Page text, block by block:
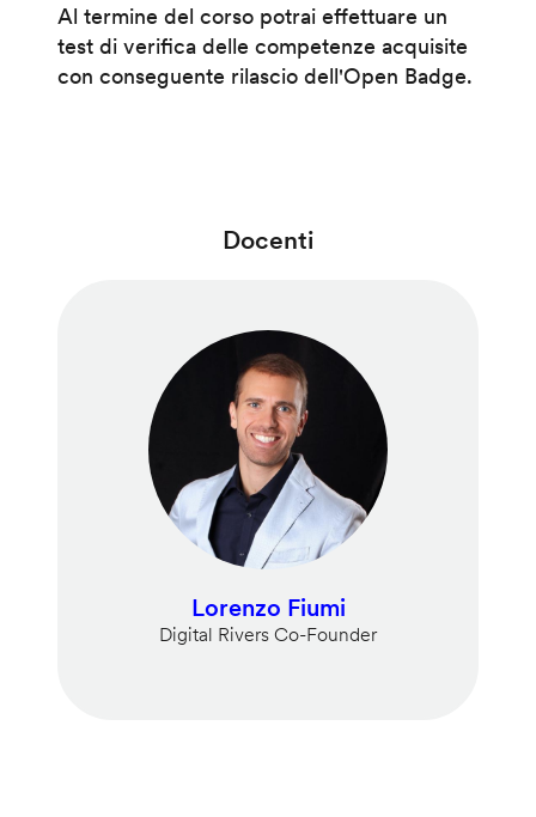
Al termine del corso potrai effettuare un
test di verifica delle competenze acquisite
con conseguente rilascio dell'Open Badge.
Docenti
Lorenzo Fiumi
Digital Rivers Co-Founder